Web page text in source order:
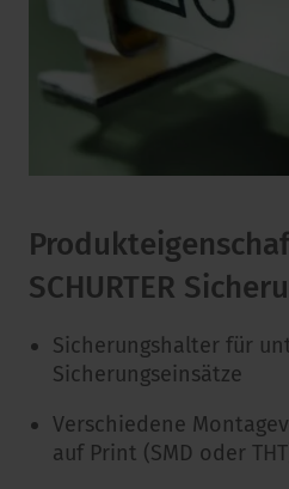
SCHURTER
Sicherungshalter für
Sicherungseinsätze
Verschiedene
auf Print (SMD oder